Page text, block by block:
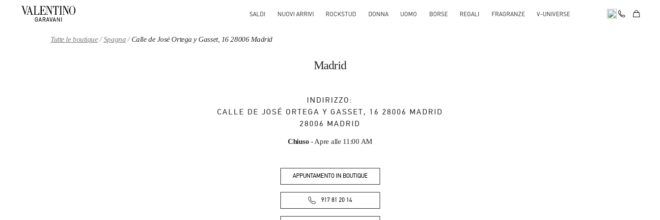
SALDI NUOVI ARRIVI ROCKSTUD DONNA UOMO BORSE REGALI FRAGRANZE V-UNIVERSE
Tutte le boutique Spagna Calle de José Ortega y Gasset, 16 28006 Madrid
Madrid
INDIRIZZO:
CALLE DE JOSÉ ORTEGA Y GASSET, 16 28006 MADRID
28006 MADRID
Chiuso - Apre alle 11:00 AM
APPUNTAMENTO IN BOUTIQUE
917 81 20 14